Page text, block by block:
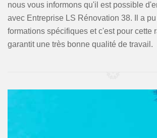
nous vous informons qu'il est possible
avec Entreprise LS Rénovation 38. Il a
formations spécifiques et c'est pour cette
garantit une très bonne qualité de travail.